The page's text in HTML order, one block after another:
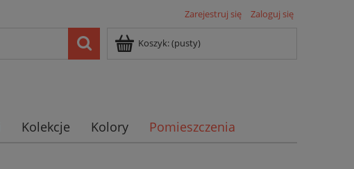
Zarejestruj się Zaloguj się
Koszyk:(pusty)
Kolekcje Kolory Pomieszczenia